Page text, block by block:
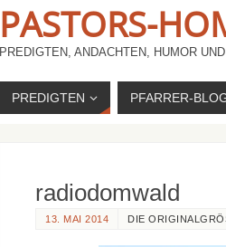
PASTORS-
PREDIGTEN, ANDACHTEN, HUMOR
PREDIGTEN PFARRER-
radiodomwald
13. MAI 2014 DIE